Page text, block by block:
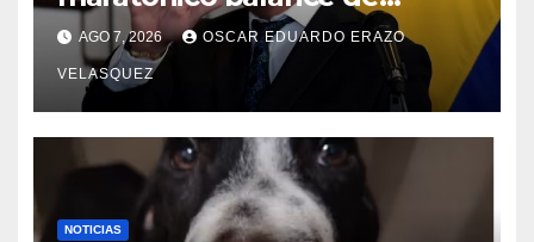
madrugada de Gustavo Petro
en X a horas de entregar el
poder
AGO 7, 2026 OSCAR EDUARDO ERAZO
VELASQUEZ
NOTICIAS